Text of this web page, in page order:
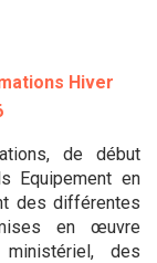
Hiver
de début
Equipement en
des différentes
en œuvre
des